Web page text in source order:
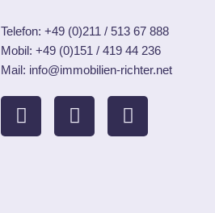
Telefon:+49 (0)211 / 513 67 888
Mobil:+49 (0)151 / 419 44 236
Mail: info@immobilien-richter.net